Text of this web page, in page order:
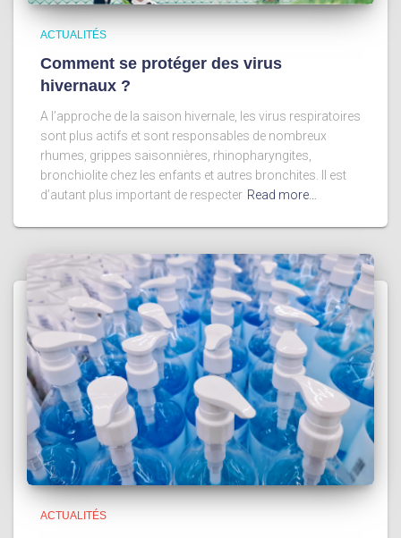
ACTUALITÉS
Comment se protéger des virus
hivernaux ?
A l’approche de la saison hivernale, les virus respiratoires
sont plus actifs et sont responsables de nombreux
rhumes, grippes saisonnières, rhinopharyngites,
bronchiolite chez les enfants et autres bronchites. Il est
d’autant plus important de respecter Read more…
ACTUALITÉS